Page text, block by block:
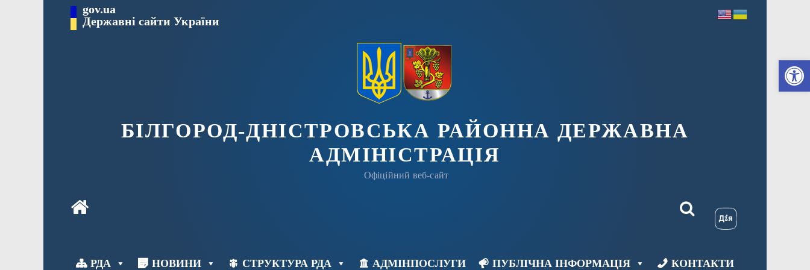
gov.ua
Державні сайти України
БІЛГОРОД-ДНІСТРОВСЬКА РАЙОННА ДЕРЖАВНА
АДМІНІСТРАЦІЯ
Офіційний веб-сайт
РДА НОВИНИ СТРУКТУРА РДА АДМІНПОСЛУГИ ПУБЛІЧНА ІНФОРМАЦІЯ КОНТАКТИ